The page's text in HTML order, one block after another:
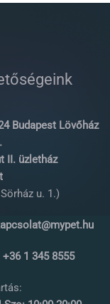
Budapest Lövőház
II. üzletház
u. 1.)
+36 1 345 8555